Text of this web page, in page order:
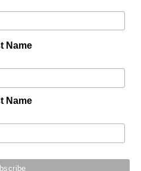
Name
Name